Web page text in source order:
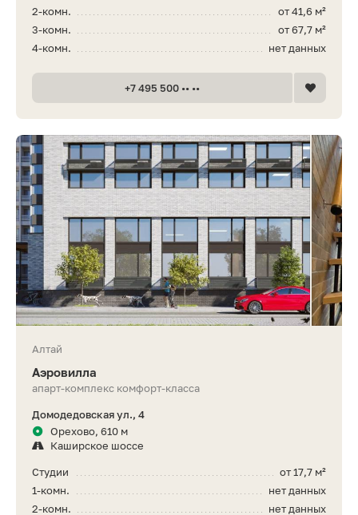
от 41,6 м²
2-комн.
от 67,7 м²
3-комн.
нет данных
4-комн.
+7 495 500 •• ••
Алтай
Аэровилла
апарт-комплекс комфорт-класса
Домодедовская ул., 4
Орехово, 610 м
Каширское шоссе
от 17,7 м²
Студии
нет данных
1-комн.
нет данных
2-комн.